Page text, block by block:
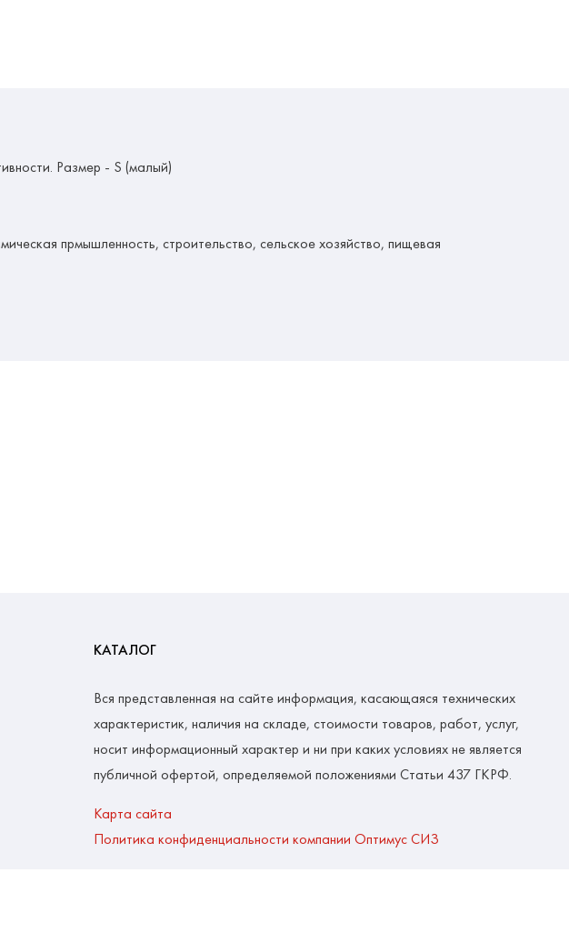
Размер - S (малый)
прмышленность, строительство, сельское хозяйство, пищевая
КАТАЛОГ
Вся представленная на сайте информация, касающаяся технических
характеристик, наличия на складе, стоимости товаров, работ, услуг,
носит информационный характер и ни при каких условиях не является
публичной офертой, определяемой положениями Статьи 437 ГКРФ.
Карта сайта
Политика конфиденциальности компании Оптимус СИЗ